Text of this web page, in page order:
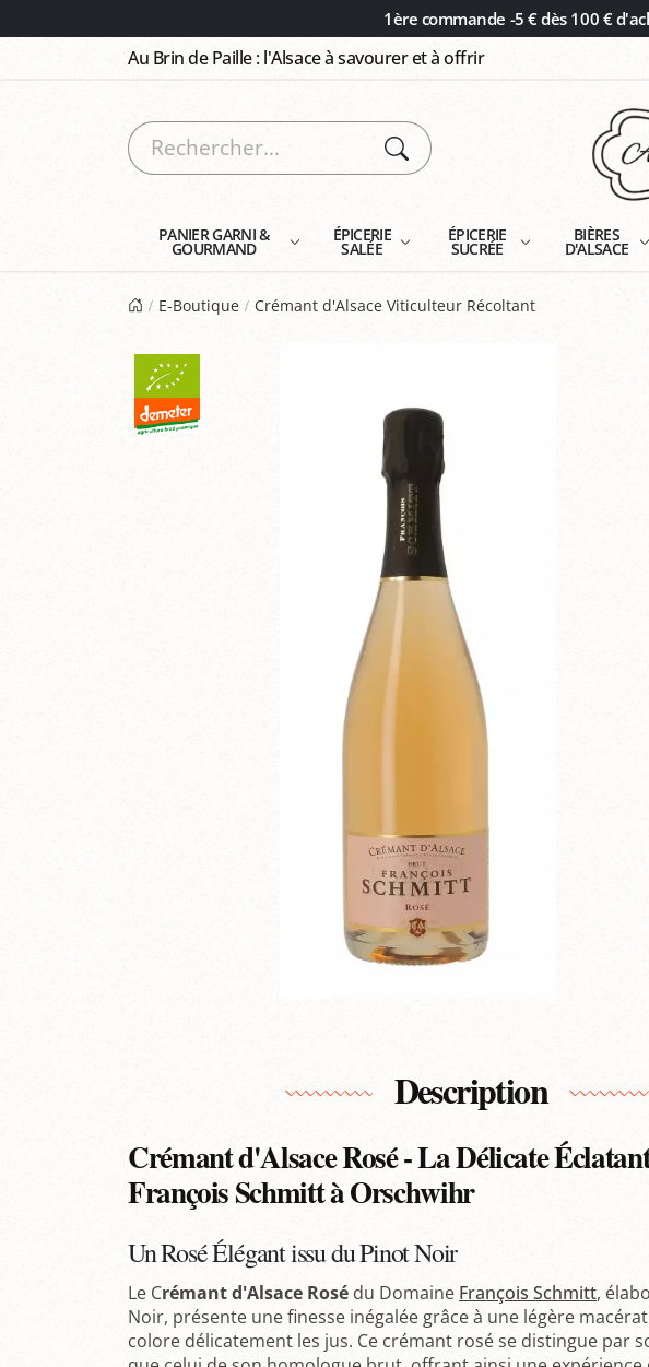
1ère commande -5 € dès 100 €
Au Brin de Paille : l'Alsace à savourer et à offrir
PANIER GARNI &
GOURMAND
ÉPICERIE
SALÉE
ÉPICERIE
SUCRÉE
BIÈRES
D'ALSACE
E-Boutique Crémant d'Alsace Viticulteur Récoltant
Description
Crémant d'Alsace Rosé - La Délicate
François Schmitt à Orschwihr
Un Rosé Élégant issu du Pinot Noir
Le Crémant d'Alsace Rosé du Domaine François Schmitt,
Noir, présente une finesse inégalée grâce à une légère
colore délicatement les jus. Ce crémant rosé se distingue par